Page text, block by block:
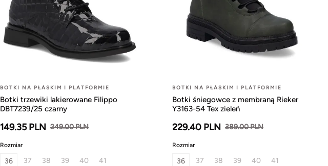
BOTKI NA PŁASKIM I PLATFORMIE
Botki trzewiki lakierowane Filippo
DBT7239/25 czarny
149.35 PLN 249.00 PLN
Rozmiar
36 37 38 39 40 41
BOTKI NA PŁASKIM I PLATFORMIE
Botki śniegowce z membraną Rieker
Y3163-54 Tex zieleń
229.40 PLN 389.00 PLN
Rozmiar
36 37 38 39 40 41